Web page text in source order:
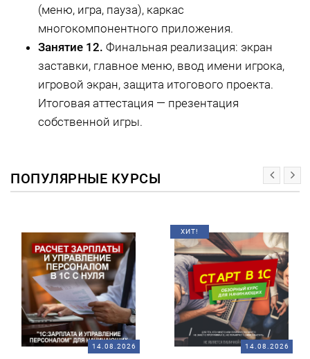
(меню, игра, пауза), каркас
многокомпонентного приложения.
Занятие 12. Финальная реализация: экран
заставки, главное меню, ввод имени игрока,
игровой экран, защита итогового проекта.
Итоговая аттестация — презентация
собственной игры.
ПОПУЛЯРНЫЕ КУРСЫ
14.08.2026
ХИТ!
14.08.2026